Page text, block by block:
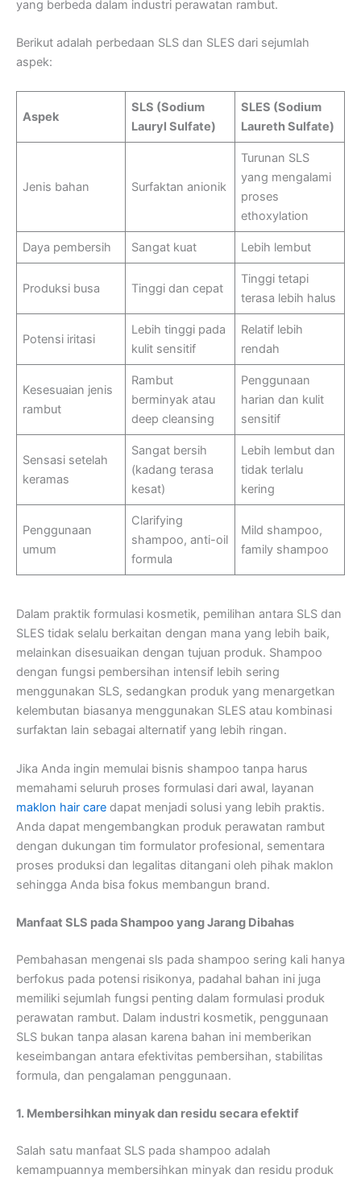
yang berbeda dalam industri perawatan rambut.
Berikut adalah perbedaan SLS dan SLES dari sejumlah
aspek:
Aspek
SLS (Sodium
Lauryl Sulfate)
SLES (Sodium
Laureth Sulfate)
Jenis bahan Surfaktan anionik
Turunan SLS
yang mengalami
proses
ethoxylation
Daya pembersih Sangat kuat Lebih lembut
Produksi busa Tinggi dan cepat
Tinggi tetapi
terasa lebih halus
Potensi iritasi
Lebih tinggi pada
kulit sensitif
Relatif lebih
rendah
Kesesuaian jenis
rambut
Rambut
berminyak atau
deep cleansing
Penggunaan
harian dan kulit
sensitif
Sensasi setelah
keramas
Sangat bersih
(kadang terasa
kesat)
Lebih lembut dan
tidak terlalu
kering
Penggunaan
umum
Clarifying
shampoo, anti-oil
formula
Mild shampoo,
family shampoo
Dalam praktik formulasi kosmetik, pemilihan antara SLS dan
SLES tidak selalu berkaitan dengan mana yang lebih baik,
melainkan disesuaikan dengan tujuan produk. Shampoo
dengan fungsi pembersihan intensif lebih sering
menggunakan SLS, sedangkan produk yang menargetkan
kelembutan biasanya menggunakan SLES atau kombinasi
surfaktan lain sebagai alternatif yang lebih ringan.
Jika Anda ingin memulai bisnis shampoo tanpa harus
memahami seluruh proses formulasi dari awal, layanan
maklon hair care dapat menjadi solusi yang lebih praktis.
Anda dapat mengembangkan produk perawatan rambut
dengan dukungan tim formulator profesional, sementara
proses produksi dan legalitas ditangani oleh pihak maklon
sehingga Anda bisa fokus membangun brand.
Manfaat SLS pada Shampoo yang Jarang Dibahas
Pembahasan mengenai sls pada shampoo sering kali hanya
berfokus pada potensi risikonya, padahal bahan ini juga
memiliki sejumlah fungsi penting dalam formulasi produk
perawatan rambut. Dalam industri kosmetik, penggunaan
SLS bukan tanpa alasan karena bahan ini memberikan
keseimbangan antara efektivitas pembersihan, stabilitas
formula, dan pengalaman penggunaan.
1. Membersihkan minyak dan residu secara efektif
Salah satu manfaat SLS pada shampoo adalah
kemampuannya membersihkan minyak dan residu produk